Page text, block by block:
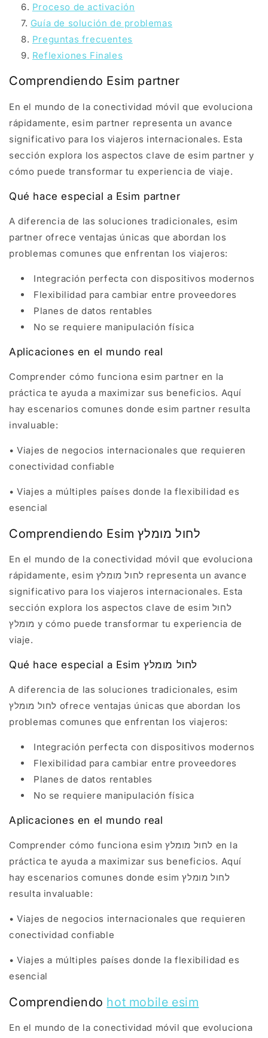
Proceso de activación
Guía de solución de problemas
Preguntas frecuentes
Reflexiones Finales
Comprendiendo Esim partner
En el mundo de la conectividad móvil que evoluciona
rápidamente, esim partner representa un avance
significativo para los viajeros internacionales. Esta
sección explora los aspectos clave de esim partner y
cómo puede transformar tu experiencia de viaje.
Qué hace especial a Esim partner
A diferencia de las soluciones tradicionales, esim
partner ofrece ventajas únicas que abordan los
problemas comunes que enfrentan los viajeros:
Integración perfecta con dispositivos modernos
Flexibilidad para cambiar entre proveedores
Planes de datos rentables
No se requiere manipulación física
Aplicaciones en el mundo real
Comprender cómo funciona esim partner en la
práctica te ayuda a maximizar sus beneficios. Aquí
hay escenarios comunes donde esim partner resulta
invaluable:
• Viajes de negocios internacionales que requieren
conectividad confiable
• Viajes a múltiples países donde la flexibilidad es
esencial
Comprendiendo Esim לחול מומלץ
En el mundo de la conectividad móvil que evoluciona
rápidamente, esim לחול מומלץ representa un avance
significativo para los viajeros internacionales. Esta
sección explora los aspectos clave de esim לחול
מומלץ y cómo puede transformar tu experiencia de
viaje.
Qué hace especial a Esim לחול מומלץ
A diferencia de las soluciones tradicionales, esim
לחול מומלץ ofrece ventajas únicas que abordan los
problemas comunes que enfrentan los viajeros:
Integración perfecta con dispositivos modernos
Flexibilidad para cambiar entre proveedores
Planes de datos rentables
No se requiere manipulación física
Aplicaciones en el mundo real
Comprender cómo funciona esim לחול מומלץ en la
práctica te ayuda a maximizar sus beneficios. Aquí
hay escenarios comunes donde esim לחול מומלץ
resulta invaluable:
• Viajes de negocios internacionales que requieren
conectividad confiable
• Viajes a múltiples países donde la flexibilidad es
esencial
Comprendiendo hot mobile esim
En el mundo de la conectividad móvil que evoluciona